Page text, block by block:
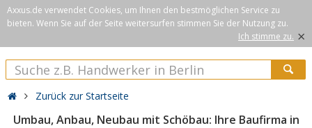
Axxus.de verwendet Cookies, um Ihnen den bestmöglichen Service zu
bieten. Wenn Sie auf der Seite weitersurfen stimmen Sie der Nutzung zu.
Ich stimme zu. ×
Zurück zur Startseite
Umbau, Anbau, Neubau mit Schöbau: Ihre Baufirma in